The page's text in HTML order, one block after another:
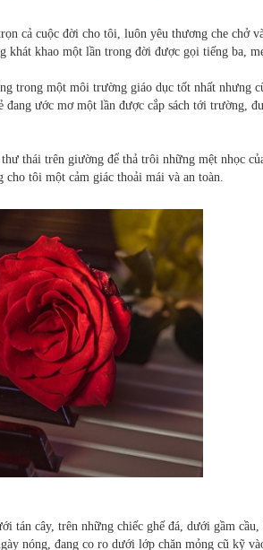
cả cuộc đời cho tôi, luôn yêu thương che chở
khát khao một lần trong đời được gọi tiếng ba,
trong một môi trường giáo dục tốt nhất nhưng
ước mơ một lần được cắp sách tới trường,
thái trên giường để thả trôi những mệt nhọc
tôi một cảm giác thoải mái và an toàn.
tán cây, trên những chiếc ghế đá, dưới gầm cầu,
nóng, đang co ro dưới lớp chăn mỏng cũ kỹ